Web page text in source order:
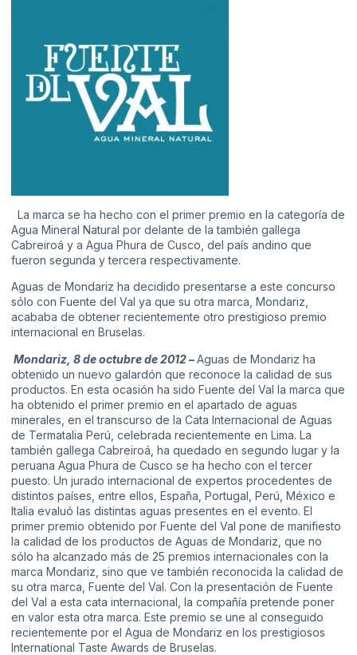
La marca se ha hecho con el primer premio en la categoría de
Agua Mineral Natural por delante de la también gallega
Cabreiroá y a Agua Phura de Cusco, del país andino que
fueron segunda y tercera respectivamente.
Aguas de Mondariz ha decidido presentarse a este concurso
sólo con Fuente del Val ya que su otra marca, Mondariz,
acababa de obtener recientemente otro prestigioso premio
internacional en Bruselas.
Mondariz, 8 de octubre de 2012 –Aguas de Mondariz ha
obtenido un nuevo galardón que reconoce la calidad de sus
productos. En esta ocasión ha sido Fuente del Val la marca que
ha obtenido el primer premio en el apartado de aguas
minerales, en el transcurso de la Cata Internacional de Aguas
de Termatalia Perú, celebrada recientemente en Lima. La
también gallega Cabreiroá, ha quedado en segundo lugar y la
peruana Agua Phura de Cusco se ha hecho con el tercer
puesto. Un jurado internacional de expertos procedentes de
distintos países, entre ellos, España, Portugal, Perú, México e
Italia evaluó las distintas aguas presentes en el evento. El
primer premio obtenido por Fuente del Val pone de manifiesto
la calidad de los productos de Aguas de Mondariz, que no
sólo ha alcanzado más de 25 premios internacionales con la
marca Mondariz, sino que ve también reconocida la calidad de
su otra marca, Fuente del Val. Con la presentación de Fuente
del Val a esta cata internacional, la compañía pretende poner
en valor esta otra marca. Este premio se une al conseguido
recientemente por el Agua de Mondariz en los prestigiosos
International Taste Awards de Bruselas.